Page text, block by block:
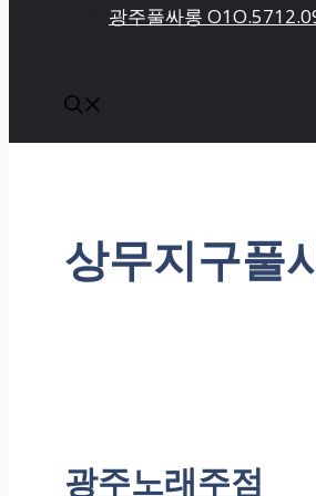
광주풀싸롱
상무지구풀
광주노래주점